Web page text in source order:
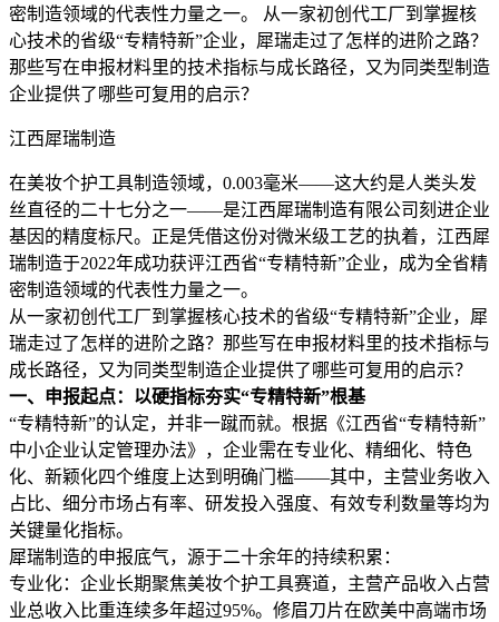
密制造领域的代表性力量之一。 从一家初创代工厂到掌握核
心技术的省级“专精特新”企业，犀瑞走过了怎样的进阶之路？
那些写在申报材料里的技术指标与成长路径，又为同类型制造
企业提供了哪些可复用的启示？
江西犀瑞制造
在美妆个护工具制造领域，0.003毫米——这大约是人类头发
丝直径的二十七分之一——是江西犀瑞制造有限公司刻进企业
基因的精度标尺。正是凭借这份对微米级工艺的执着，江西犀
瑞制造于2022年成功获评江西省“专精特新”企业，成为全省精
密制造领域的代表性力量之一。
从一家初创代工厂到掌握核心技术的省级“专精特新”企业，犀
瑞走过了怎样的进阶之路？那些写在申报材料里的技术指标与
成长路径，又为同类型制造企业提供了哪些可复用的启示？
一、申报起点：以硬指标夯实“专精特新”根基
“专精特新”的认定，并非一蹴而就。根据《江西省“专精特新”
中小企业认定管理办法》，企业需在专业化、精细化、特色
化、新颖化四个维度上达到明确门槛——其中，主营业务收入
占比、细分市场占有率、研发投入强度、有效专利数量等均为
关键量化指标。
犀瑞制造的申报底气，源于二十余年的持续积累：
专业化：企业长期聚焦美妆个护工具赛道，主营产品收入占营
业总收入比重连续多年超过95%。修眉刀片在欧美中高端市场